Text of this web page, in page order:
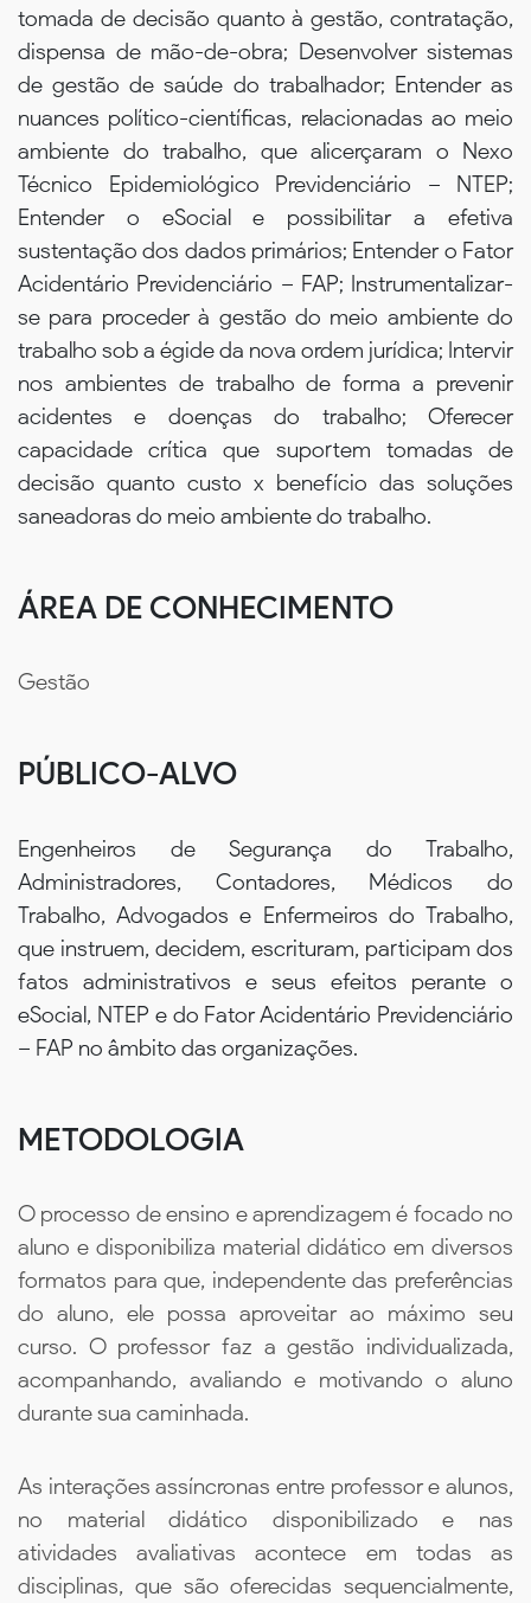
tomada de decisão quanto à gestão, contratação,
dispensa de mão-de-obra; Desenvolver sistemas
de gestão de saúde do trabalhador; Entender as
nuances político-científicas, relacionadas ao meio
ambiente do trabalho, que alicerçaram o Nexo
Técnico Epidemiológico Previdenciário – NTEP;
Entender o eSocial e possibilitar a efetiva
sustentação dos dados primários; Entender o Fator
Acidentário Previdenciário – FAP; Instrumentalizar-
se para proceder à gestão do meio ambiente do
trabalho sob a égide da nova ordem jurídica; Intervir
nos ambientes de trabalho de forma a prevenir
acidentes e doenças do trabalho; Oferecer
capacidade crítica que suportem tomadas de
decisão quanto custo x benefício das soluções
saneadoras do meio ambiente do trabalho.
ÁREA DE CONHECIMENTO
Gestão
PÚBLICO-ALVO
Engenheiros de Segurança do Trabalho,
Administradores, Contadores, Médicos do
Trabalho, Advogados e Enfermeiros do Trabalho,
que instruem, decidem, escrituram, participam dos
fatos administrativos e seus efeitos perante o
eSocial, NTEP e do Fator Acidentário Previdenciário
– FAP no âmbito das organizações.
METODOLOGIA
O processo de ensino e aprendizagem é focado no
aluno e disponibiliza material didático em diversos
formatos para que, independente das preferências
do aluno, ele possa aproveitar ao máximo seu
curso. O professor faz a gestão individualizada,
acompanhando, avaliando e motivando o aluno
durante sua caminhada.
As interações assíncronas entre professor e alunos,
no material didático disponibilizado e nas
atividades avaliativas acontece em todas as
disciplinas, que são oferecidas sequencialmente,